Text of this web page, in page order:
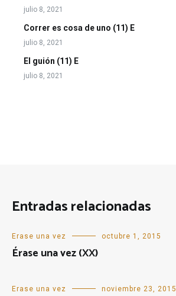
julio 8, 2021
Correr es cosa de uno (11) E
julio 8, 2021
El guión (11) E
julio 8, 2021
Entradas relacionadas
Erase una vez octubre 1, 2015
Érase una vez (XX)
Erase una vez noviembre 23, 2015